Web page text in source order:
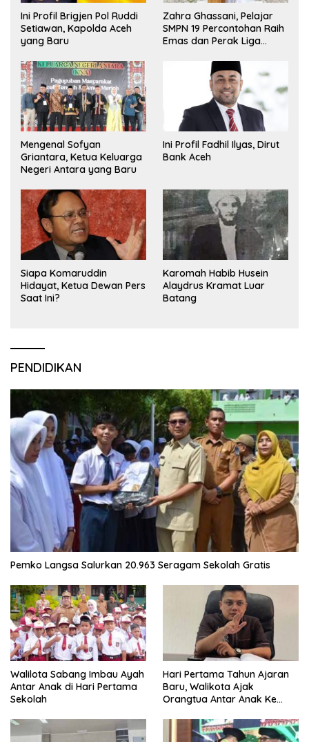
Ini Profil Brigjen Pol Ruddi
Setiawan, Kapolda Aceh
yang Baru
Zahra Ghassani, Pelajar
SMPN 19 Percontohan Raih
Emas dan Perak Liga
Mengenal Sofyan
Griantara, Ketua Keluarga
Negeri Antara yang Baru
Ini Profil Fadhil Ilyas, Dirut
Bank Aceh
Siapa Komaruddin
Hidayat, Ketua Dewan Pers
Saat Ini?
Karomah Habib Husein
Alaydrus Kramat Luar
Batang
PENDIDIKAN
Pemko Langsa Salurkan 20.963 Seragam Sekolah Gratis
Walilota Sabang Imbau Ayah
Antar Anak di Hari Pertama
Sekolah
Hari Pertama Tahun Ajaran
Baru, Walikota Ajak
Orangtua Antar Anak Ke